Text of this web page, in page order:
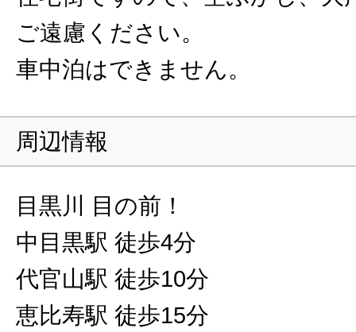
ご遠慮ください。
車中泊はできません。
周辺情報
目黒川 目の前！
中目黒駅 徒歩4分
代官山駅 徒歩10分
恵比寿駅 徒歩15分